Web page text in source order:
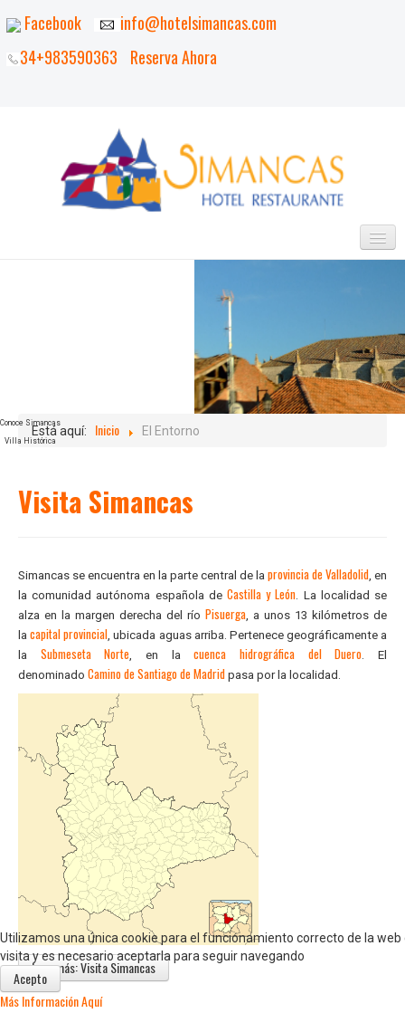
Facebook
info@hotelsimancas.com
34+983590363
Reserva Ahora
GALERIA
Conoce Simancas
Villa Histórica
Está aquí: Inicio El Entorno
Visita Simancas
Simancas se encuentra en la parte central de la provincia de Valladolid, en
la comunidad autónoma española de Castilla y León. La localidad se
alza en la margen derecha del río Pisuerga, a unos 13 kilómetros de
lacapital provincial, ubicada aguas arriba. Pertenece geográficamente a
la Submeseta Norte, en lacuenca hidrográfica del Duero. El
denominado Camino de Santiago de Madrid pasa por la localidad.
Leer más: Visita Simancas
Utilizamos una única cookie para el funcionamiento correcto de la
visita y es necesario aceptarla para seguir navegando
Acepto
Más Información Aquí